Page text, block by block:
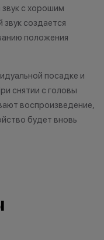
право
договора
•Организатор
усмотрение
с хорошим
создается
положения
посадке и
снятии с головы
воспроизведение,
будет вновь